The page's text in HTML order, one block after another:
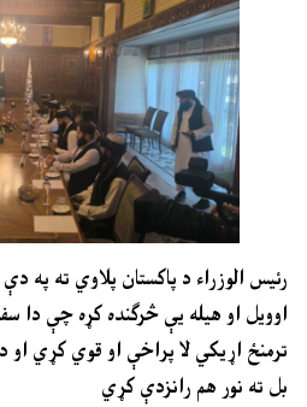
رئيس الوزراء د پاکستان پلاوي ته په
اوویل او هيله يې څرګنده کړه چې دا
ترمنځ اړيکي لا پراخې او قوي کړي او
بل ته نور هم رانزدې کړي